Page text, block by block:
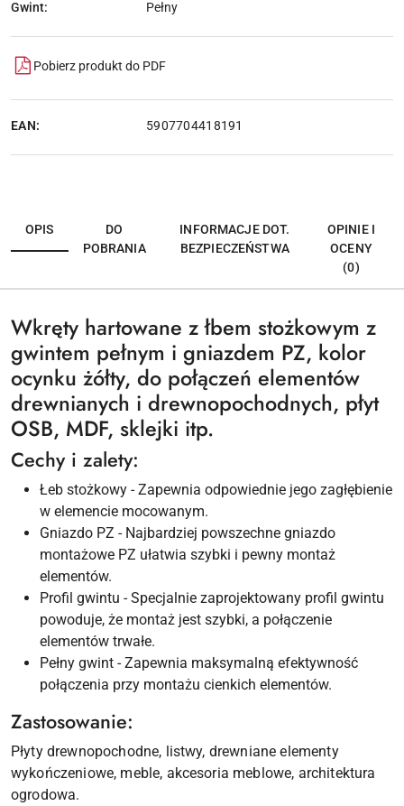
Gwint: Pełny
Pobierz produkt do PDF
EAN: 5907704418191
OPIS
DO
POBRANIA
INFORMACJE DOT.
BEZPIECZEŃSTWA
OPINIE I
OCENY
(0)
Wkręty hartowane z łbem stożkowym z
gwintem pełnym i gniazdem PZ, kolor
ocynku żółty, do połączeń elementów
drewnianych i drewnopochodnych, płyt
OSB, MDF, sklejki itp.
Cechy i zalety:
Łeb stożkowy - Zapewnia odpowiednie jego zagłębienie
w elemencie mocowanym.
Gniazdo PZ - Najbardziej powszechne gniazdo
montażowe PZ ułatwia szybki i pewny montaż
elementów.
Profil gwintu - Specjalnie zaprojektowany profil gwintu
powoduje, że montaż jest szybki, a połączenie
elementów trwałe.
Pełny gwint - Zapewnia maksymalną efektywność
połączenia przy montażu cienkich elementów.
Zastosowanie:
Płyty drewnopochodne, listwy, drewniane elementy
wykończeniowe, meble, akcesoria meblowe, architektura
ogrodowa.